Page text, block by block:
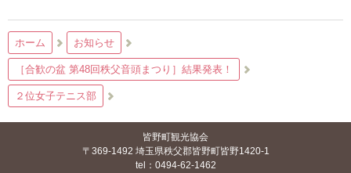
ホーム お知らせ
［合歓の盆 第48回秩父音頭まつり］結果発表！
２位女子テニス部
皆野町観光協会
〒369-1492 埼玉県秩父郡皆野町皆野1420-1
tel：0494-62-1462